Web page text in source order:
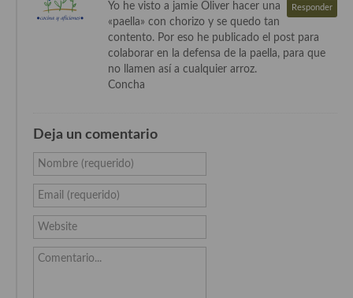
Cocina Mexicana
Cocina de Oriente Medio
Cocina libanesa
Cocina Armenia
Cocina Siria
Cocina Azerí (Azerbaiyán)
Responder
Yo he visto a jamie Oliver hacer una
«paella» con chorizo y se quedo tan
contento. Por eso he publicado el post para
colaborar en la defensa de la paella, para que
no llamen así a cualquier arroz.
Concha
Deja un comentario
Nombre (requerido)
Email (requerido)
Website
Comentario...